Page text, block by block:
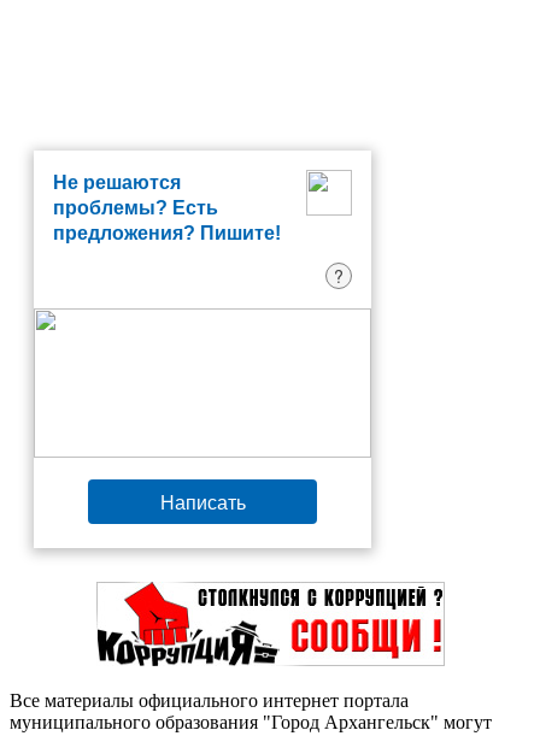
Не решаются
проблемы? Есть
предложения? Пишите!
?
Написать
Все материалы официального интернет портала
муниципального образования "Город Архангельск" могут